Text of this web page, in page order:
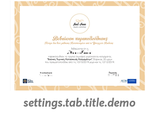
settings.tab.title.demo